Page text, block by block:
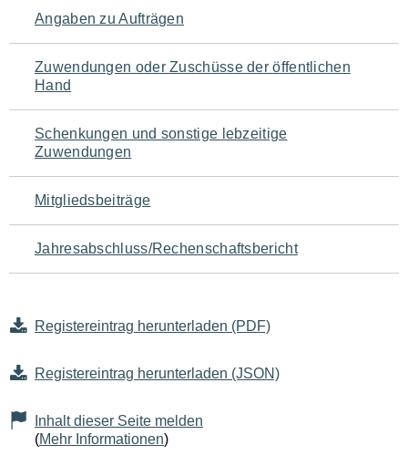
Angaben zu Aufträgen
Zuwendungen oder Zuschüsse der öffentlichen
Hand
Schenkungen und sonstige lebzeitige
Zuwendungen
Mitgliedsbeiträge
Jahresabschluss/Rechenschaftsbericht
Registereintrag herunterladen (PDF)
Registereintrag herunterladen (JSON)
Inhalt dieser Seite melden
(Mehr Informationen)